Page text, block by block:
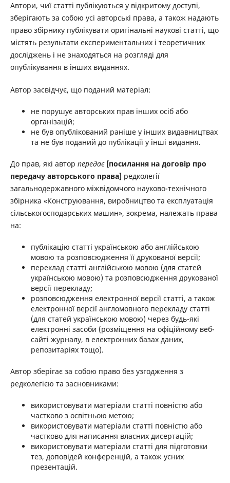
Автори, чиї статті публікуються у відкритому доступі,
зберігають за собою усі авторські права, а також надають
право збірнику публікувати оригінальні наукові статті, що
містять результати експериментальних і теоретичних
досліджень і не знаходяться на розгляді для
опублікування в інших виданнях.
Автор засвідчує, що поданий матеріал:
не порушує авторських прав інших осіб або
організацій;
не був опублікований раніше у інших видавництвах
та не був поданий до публікації у інші видання.
До прав, які автор передає [посилання на договір про
передачу авторського права] редколегії
загальнодержавного міжвідомчого науково-технічного
збірника «Конструювання, виробництво та експлуатація
сільськогосподарських машин», зокрема, належать права
на:
публікацію статті українською або англійською
мовою та розповсюдження її друкованої версії;
переклад статті англійською мовою (для статей
українською мовою) та розповсюдження друкованої
версії перекладу;
розповсюдження електронної версії статті, а також
електронної версії англомовного перекладу статті
(для статей українською мовою) через будь-які
електронні засоби (розміщення на офіційному веб-
сайті журналу, в електронних базах даних,
репозитаріях тощо).
Автор зберігає за собою право без узгодження з
редколегією та засновниками:
використовувати матеріали статті повністю або
частково з освітньою метою;
використовувати матеріали статті повністю або
частково для написання власних дисертацій;
використовувати матеріали статті для підготовки
тез, доповідей конференцій, а також усних
презентацій.